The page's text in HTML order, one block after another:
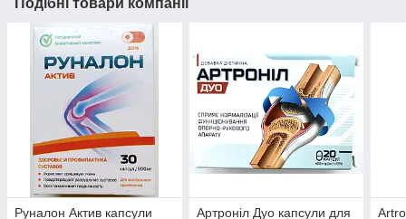
Подібні товари компанії
Руналон Актив капсули
Артроніл Дуо капсули для